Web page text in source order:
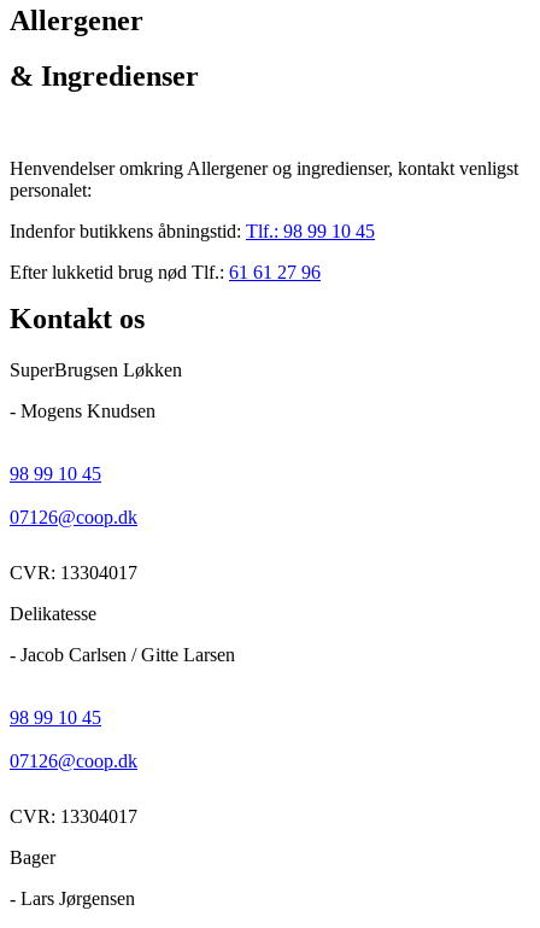
Allergener
& Ingredienser
Henvendelser omkring Allergener og ingredienser, kontakt venligst
personalet:
Indenfor butikkens åbningstid: Tlf.: 98 99 10 45
Efter lukketid brug nød Tlf.: 61 61 27 96
Kontakt os
SuperBrugsen Løkken
- Mogens Knudsen
98 99 10 45
07126@coop.dk
CVR: 13304017
Delikatesse
- Jacob Carlsen / Gitte Larsen
98 99 10 45
07126@coop.dk
CVR: 13304017
Bager
- Lars Jørgensen